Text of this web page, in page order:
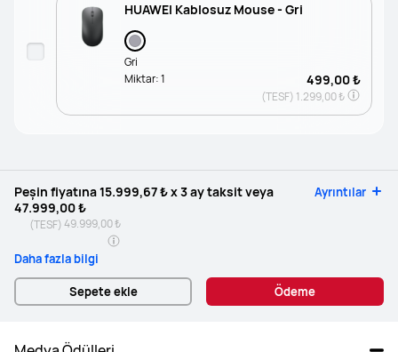
HUAWEI Kablosuz Mouse - Gri
Gri
499,00 ₺
(TESF) 1.299,00 ₺
Miktar:1
Peşin fiyatına15.999,67 ₺
x 3 ay taksit veya
47.999,00 ₺
Ayrıntılar
(TESF)49.999,00 ₺
Daha fazla bilgi
Sepete ekle Ödeme